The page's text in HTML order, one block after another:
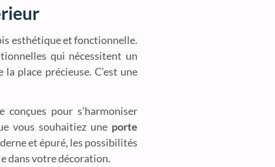
esthétique et fonctionnelle.
qui nécessitent un
place précieuse. C’est une
conçues pour s’harmoniser
vous souhaitiez une porte
et épuré, les possibilités
dans votre décoration.